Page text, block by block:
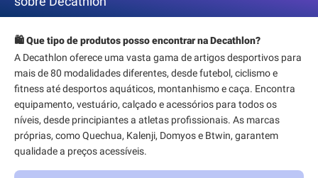
🛍️ Que tipo de produtos posso encontrar na Decathlon?
A Decathlon oferece uma vasta gama de artigos desportivos para
mais de 80 modalidades diferentes, desde futebol, ciclismo e
fitness até desportos aquáticos, montanhismo e caça. Encontra
equipamento, vestuário, calçado e acessórios para todos os
níveis, desde principiantes a atletas profissionais. As marcas
próprias, como Quechua, Kalenji, Domyos e Btwin, garantem
qualidade a preços acessíveis.